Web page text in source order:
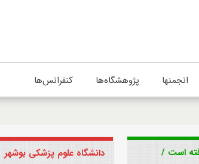
انجمنها پژوهشگاه‌ها کنفرانس‌ها
انجام گرفته است /
دانشگاه علوم پزشکی بوشهر